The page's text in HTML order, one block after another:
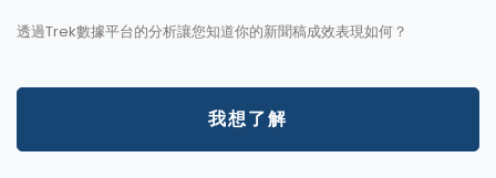
透過Trek數據平台的分析讓您知道你的新聞稿成效表現如何？
我想了解